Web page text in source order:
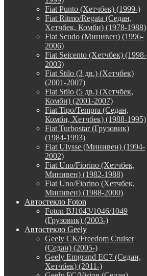
Fiat Punto (Хетчбек) (1999-)
Fiat Ritmo/Regata (Седан,
Хетчбек, Комби) (1978-1988)
Fiat Scudo (Минивен) (1996-
2006)
Fiat Seicento (Хетчбек) (1998-
2003)
Fiat Stilo (3 дв.) (Хетчбек)
(2001-2007)
Fiat Stilo (5 дв.) (Хетчбек,
Комби) (2001-2007)
Fiat Tipo/Tempra (Седан,
Комби, Хетчбек) (1988-1995)
Fiat Turbostar (Грузовик)
(1984-1993)
Fiat Ulysse (Минивен) (1994-
2002)
Fiat Uno/Fiorino (Хетчбек,
Минивен) (1982-1988)
Fiat Uno/Fiorino (Хетчбек,
Минивен) (1988-2000)
Автостекло Foton
Foton BJ1043/1046/1049
(Грузовик) (2003-)
Автостекло Geely
Geely CK/Freedom Cruiser
(Седан) (2005-)
Geely Emgrand EC7 (Седан,
Хетчбек) (2011-)